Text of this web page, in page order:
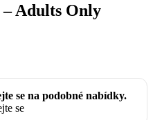
Adults Only
se na podobné nabídky.
se